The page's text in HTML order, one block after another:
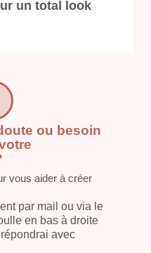
un total look
ou besoin
vous aider à créer
par mail ou via le
en bas à droite
avec